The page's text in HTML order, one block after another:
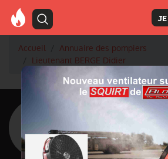
Accueil
Annuaire des pompiers
Lieutenant BERGE Didier
Retour à la liste